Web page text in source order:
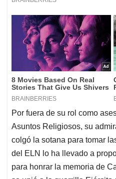
Por fuera de su rol como
Asuntos Religiosos, su
colgó la sotana para tomar
del ELN lo ha llevado a
para honrar la memoria de